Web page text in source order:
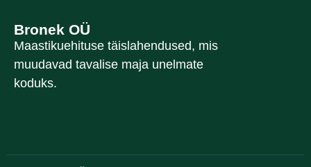
Bronek OÜ
Maastikuehituse täislahendused, mis
muudavad tavalise maja unelmate
koduks.